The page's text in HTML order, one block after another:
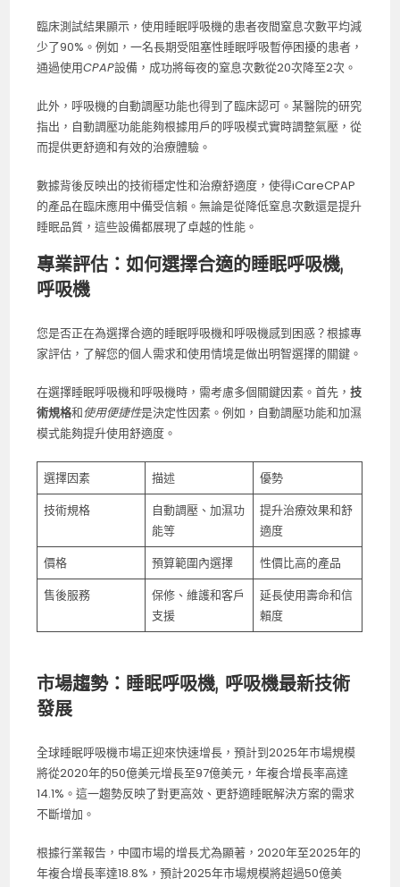
臨床測試結果顯示，使用睡眠呼吸機的患者夜間窒息次數平均減
少了90%。例如，一名長期受阻塞性睡眠呼吸暫停困擾的患者，
通過使用CPAP設備，成功將每夜的窒息次數從20次降至2次。
此外，呼吸機的自動調壓功能也得到了臨床認可。某醫院的研究
指出，自動調壓功能能夠根據用戶的呼吸模式實時調整氣壓，從
而提供更舒適和有效的治療體驗。
數據背後反映出的技術穩定性和治療舒適度，使得iCareCPAP
的產品在臨床應用中備受信賴。無論是從降低窒息次數還是提升
睡眠品質，這些設備都展現了卓越的性能。
專業評估：如何選擇合適的睡眠呼吸機,
呼吸機
您是否正在為選擇合適的睡眠呼吸機和呼吸機感到困惑？根據專
家評估，了解您的個人需求和使用情境是做出明智選擇的關鍵。
在選擇睡眠呼吸機和呼吸機時，需考慮多個關鍵因素。首先，技
術規格和使用便捷性是決定性因素。例如，自動調壓功能和加濕
模式能夠提升使用舒適度。
選擇因素 描述
優勢
技術規格
自動調壓、加濕功
能等
提升治療效果和舒
適度
價格
預算範圍內選擇
性價比高的產品
售後服務
保修、維護和客戶
支援
延長使用壽命和信
賴度
市場趨勢：睡眠呼吸機, 呼吸機最新技術
發展
全球睡眠呼吸機市場正迎來快速增長，預計到2025年市場規模
將從2020年的50億美元增長至97億美元，年複合增長率高達
14.1%。這一趨勢反映了對更高效、更舒適睡眠解決方案的需求
不斷增加。
根據行業報告，中國市場的增長尤為顯著，2020年至2025年的
年複合增長率達18.8%，預計2025年市場規模將超過50億美